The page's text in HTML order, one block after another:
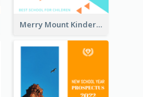
Merry Mount Kindergarten Prospectus